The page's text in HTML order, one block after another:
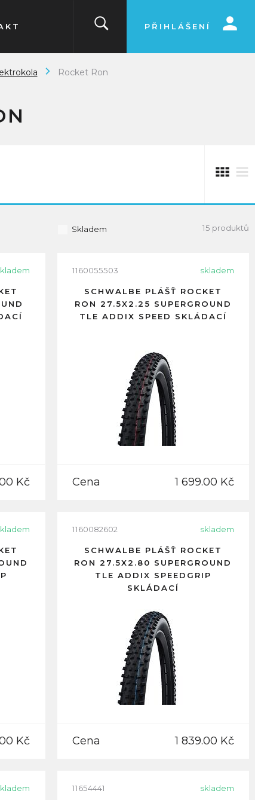
PŘIHLÁŠENÍ
Rocket Ron
Skladem 15 produktů
Kč
1160055503 skladem
SCHWALBE PLÁŠŤ ROCKET
RON 27.5X2.25 SUPERGROUND
TLE ADDIX SPEED SKLÁDACÍ
Cena 1 699.00 Kč
Kč
1160082602 skladem
SCHWALBE PLÁŠŤ ROCKET
RON 27.5X2.80 SUPERGROUND
TLE ADDIX SPEEDGRIP
SKLÁDACÍ
Cena 1 839.00 Kč
11654441 skladem